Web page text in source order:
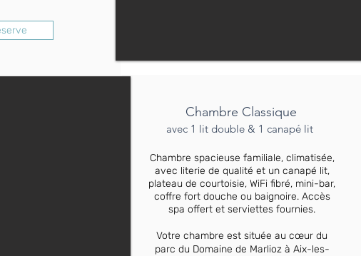
Chambre Classique
avec 1 lit double & 1 canapé lit
Chambre spacieuse familiale, climatisée,
avec literie de qualité et un canapé lit,
plateau de courtoisie, WiFi fibré, mini-bar,
coffre fort douche ou baignoire. Accès
spa offert et serviettes fournies.
Votre chambre est située au cœur du
parc du Domaine de Marlioz à Aix-les-